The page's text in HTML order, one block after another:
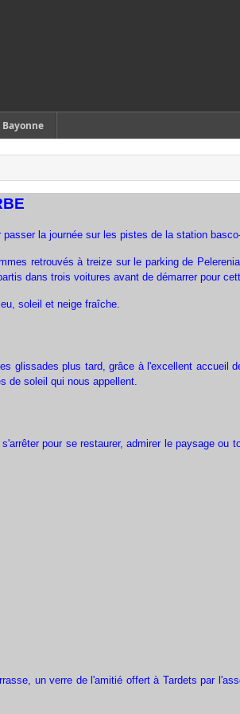
la journée sur les pistes de la station
retrouvés à treize sur le parking de
dans trois voitures avant de démarrer pour
soleil et neige fraîche.
glissades plus tard, grâce à l'excellent accueil
de soleil qui nous appellent.
pour se restaurer, admirer le paysage ou
un verre de l'amitié offert à Tardets par